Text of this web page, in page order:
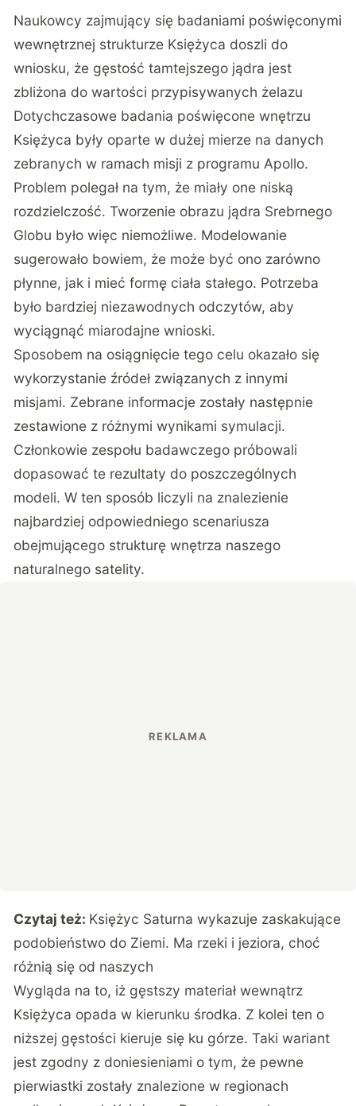
Naukowcy zajmujący się badaniami poświęconymi
wewnętrznej strukturze Księżyca doszli do
wniosku, że gęstość tamtejszego jądra jest
zbliżona do wartości przypisywanych żelazu
Dotychczasowe badania poświęcone wnętrzu
Księżyca były oparte w dużej mierze na danych
zebranych w ramach misji z programu Apollo.
Problem polegał na tym, że miały one niską
rozdzielczość. Tworzenie obrazu jądra Srebrnego
Globu było więc niemożliwe. Modelowanie
sugerowało bowiem, że może być ono zarówno
płynne, jak i mieć formę ciała stałego. Potrzeba
było bardziej niezawodnych odczytów, aby
wyciągnąć miarodajne wnioski.
Sposobem na osiągnięcie tego celu okazało się
wykorzystanie źródeł związanych z innymi
misjami. Zebrane informacje zostały następnie
zestawione z różnymi wynikami symulacji.
Członkowie zespołu badawczego próbowali
dopasować te rezultaty do poszczególnych
modeli. W ten sposób liczyli na znalezienie
najbardziej odpowiedniego scenariusza
obejmującego strukturę wnętrza naszego
naturalnego satelity.
Czytaj też: Księżyc Saturna wykazuje zaskakujące
podobieństwo do Ziemi. Ma rzeki i jeziora, choć
różnią się od naszych
Wygląda na to, iż gęstszy materiał wewnątrz
Księżyca opada w kierunku środka. Z kolei ten o
niższej gęstości kieruje się ku górze. Taki wariant
jest zgodny z doniesieniami o tym, że pewne
pierwiastki zostały znalezione w regionach